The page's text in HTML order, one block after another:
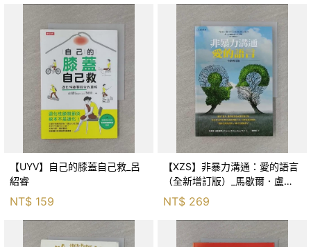
【UYV】自己的膝蓋自己救_呂
紹睿
NT$ 159
【XZS】非暴力溝通：愛的語言
（全新增訂版）_馬歇爾．盧森
堡, 蕭寶森
NT$ 269